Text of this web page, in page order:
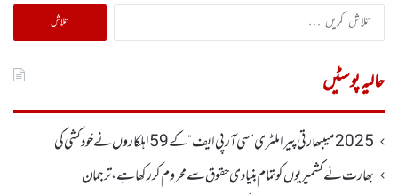
تلاش
کریں
حالیہ پوسٹیں
2025 میںبھارتی پیرا ملٹری ”سی آر پی ایف“ کے 59 اہلکاروں نے خودکشی کی
بھارت نے کشمیریوں کو تمام بنیادی حقوق سے محروم کر رکھا ہے، ترجمان